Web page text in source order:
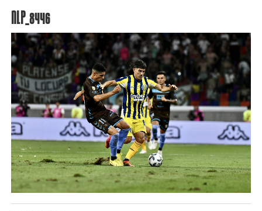
NLP_8446